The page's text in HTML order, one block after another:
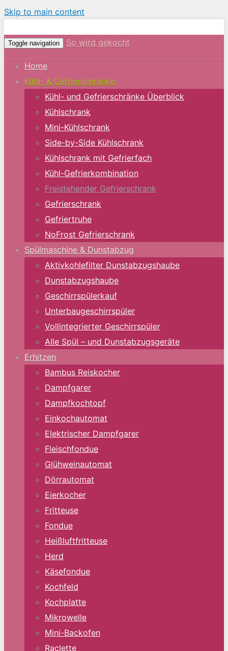
Skip to main content
Toggle navigation So wird gekocht
Home
Kühl- & Gefrierschränke
Kühl- und Gefrierschränke Überblick
Kühlschrank
Mini-Kühlschrank
Side-by-Side Kühlschrank
Kühlschrank mit Gefrierfach
Kühl-Gefrierkombination
Freistehender Gefrierschrank
Gefrierschrank
Gefriertruhe
NoFrost Gefrierschrank
Spülmaschine & Dunstabzug
Aktivkohlefilter Dunstabzugshaube
Dunstabzugshaube
Geschirrspülerkauf
Unterbaugeschirrspüler
Vollintegrierter Geschirrspüler
Alle Spül – und Dunstabzugsgeräte
Erhitzen
Bambus Reiskocher
Dampfgarer
Dampfkochtopf
Einkochautomat
Elektrischer Dampfgarer
Fleischfondue
Glühweinautomat
Dörrautomat
Eierkocher
Fritteuse
Fondue
Heißluftfritteuse
Herd
Käsefondue
Kochfeld
Kochplatte
Mikrowelle
Mini-Backofen
Raclette